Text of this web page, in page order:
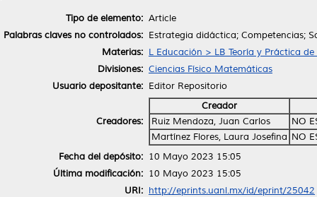
Tipo de elemento: Article
Palabras claves no controlados: Estrategia didáctica; Competencias;
Materias: L Educación > LB Teoría y Práctica
Divisiones: Ciencias Físico Matemáticas
Usuario depositante: Editor Repositorio
Creadores:
Creador
Ruiz Mendoza, Juan Carlos
NO
Martínez Flores, Laura Josefina NO
Fecha del depósito: 10 Mayo 2023 15:05
Última modificación: 10 Mayo 2023 15:05
URI: http://eprints.uanl.mx/id/eprint/25042